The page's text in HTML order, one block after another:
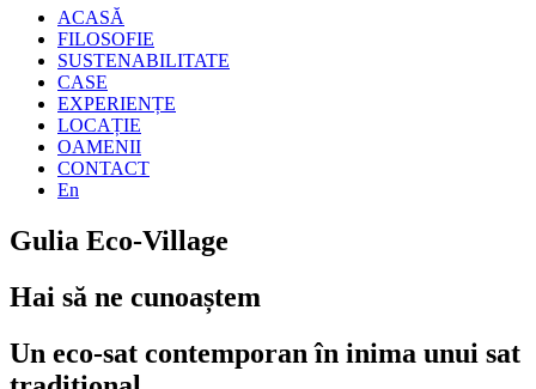
ACASĂ
FILOSOFIE
SUSTENABILITATE
CASE
EXPERIENȚE
LOCAȚIE
OAMENII
CONTACT
En
Gulia Eco-Village
Hai să ne cunoaștem
Un eco-sat contemporan în inima unui sat